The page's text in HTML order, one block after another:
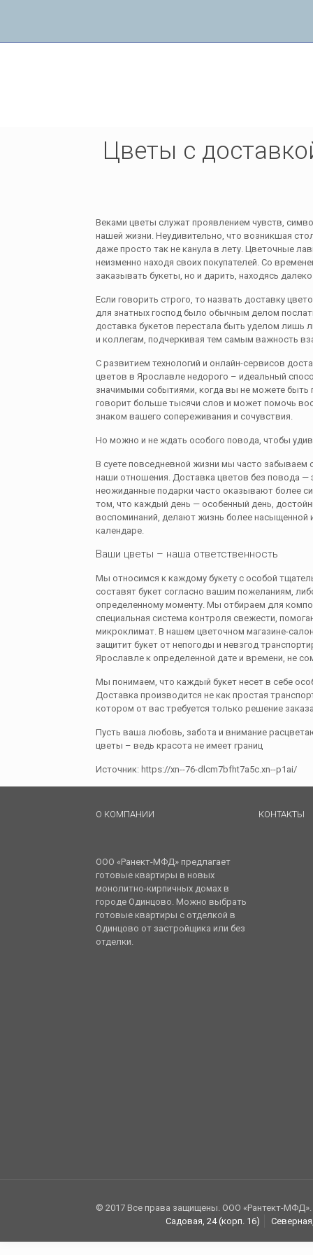
Цветы с
Веками цветы служат проявлением чувств,
нашей жизни. Неудивительно, что возникшая
даже просто так не канула в лету. Цветочные
неизменно находя своих покупателей. Со
заказывать букеты, но и дарить, находясь
Если говорить строго, то назвать доставку
для знатных господ было обычным делом
доставка букетов перестала быть уделом
и коллегам, подчеркивая тем самым важность
С развитием технологий и онлайн-сервисов
цветов в Ярославле недорого – идеальный
значимыми событиями, когда вы не можете быть
говорит больше тысячи слов и может помочь
знаком вашего сопереживания и сочувствия.
Но можно и не ждать особого повода, чтобы
В суете повседневной жизни мы часто забываем
наши отношения. Доставка цветов без повода —
неожиданные подарки часто оказывают более
том, что каждый день — особенный день,
воспоминаний, делают жизнь более насыщенной
календаре.
Ваши цветы – наша ответственность
Мы относимся к каждому букету с особой
составят букет согласно вашим пожеланиям,
определенному моменту. Мы отбираем для
специальная система контроля свежести,
микроклимат. В нашем цветочном магазине-
защитит букет от непогоды и невзгод
Ярославле к определенной дате и времени, не
Мы понимаем, что каждый букет несет в себе
Доставка производится не как простая
котором от вас требуется только решение
Пусть ваша любовь, забота и внимание
цветы – ведь красота не имеет границ
Источник: https://xn--76-dlcm7bfht7a5c.xn--p1ai/
О КОМПАНИИ
ООО «Ранект-МФД» предлагает
готовые квартиры в новых
монолитно-кирпичных домах в
городе Одинцово. Можно выбрать
готовые квартиры с отделкой в
Одинцово от застройщика или без
отделки.
КОНТАКТЫ
© 2017 Все права защищены. ООО «Рантект-МФД».
Садовая, 24 (корп. 16)